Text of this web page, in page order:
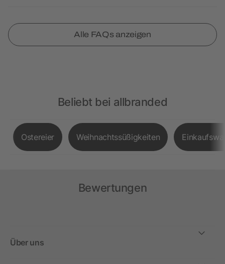
Alle FAQs anzeigen
Beliebt bei allbranded
Ostereier Weihnachtssüßigkeiten
Bewertungen
Über uns